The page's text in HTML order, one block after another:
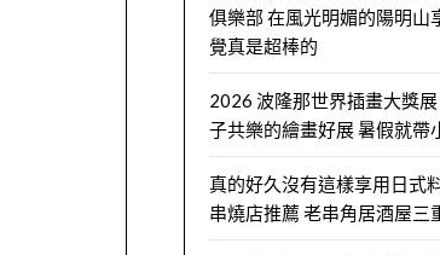
俱樂部 在風光明媚的陽明山
覺真是超棒的
2026 波隆那世界插畫大獎
子共樂的繪畫好展 暑假就帶
真的好久沒有這樣享用日式
串燒店推薦 老串角居酒屋三